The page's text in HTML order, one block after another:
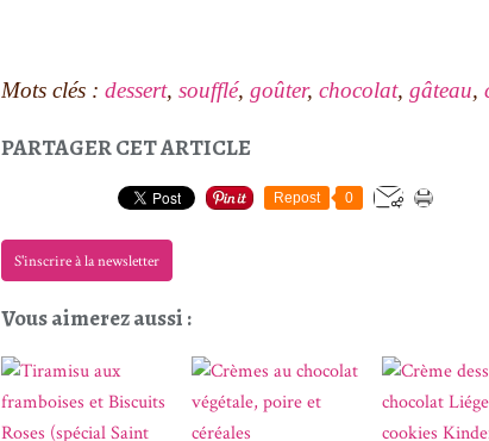
Mots clés : dessert, soufflé, goûter, chocolat, gâteau,
PARTAGER CET ARTICLE
Repost 0
S'inscrire à la newsletter
Vous aimerez aussi :